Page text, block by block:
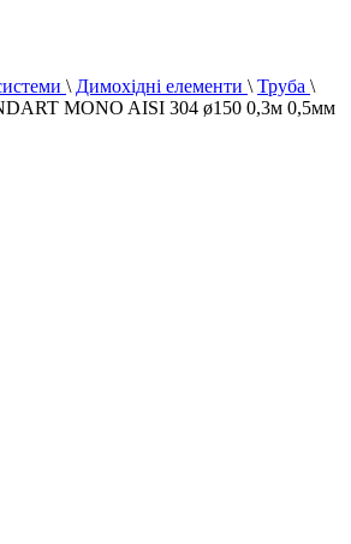
\ Димохідні елементи \ Труба \
MONO AISI 304 ø150 0,3м 0,5мм